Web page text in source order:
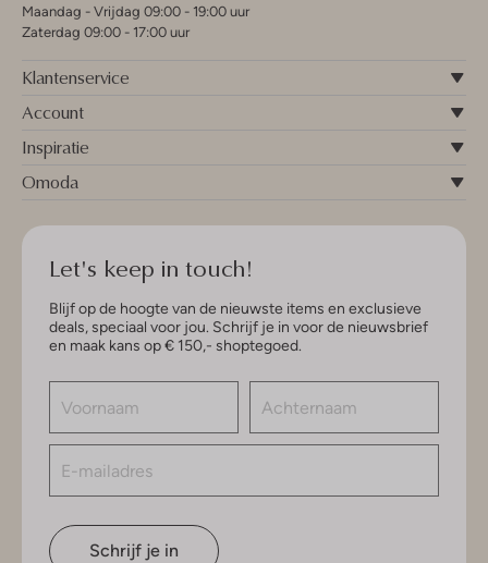
Maandag - Vrijdag 09:00 - 19:00 uur
Zaterdag 09:00 - 17:00 uur
Klantenservice
Account
Inspiratie
Omoda
Let's keep in touch!
Blijf op de hoogte van de nieuwste items en exclusieve
deals, speciaal voor jou. Schrijf je in voor de nieuwsbrief
en maak kans op € 150,- shoptegoed.
Schrijf je in